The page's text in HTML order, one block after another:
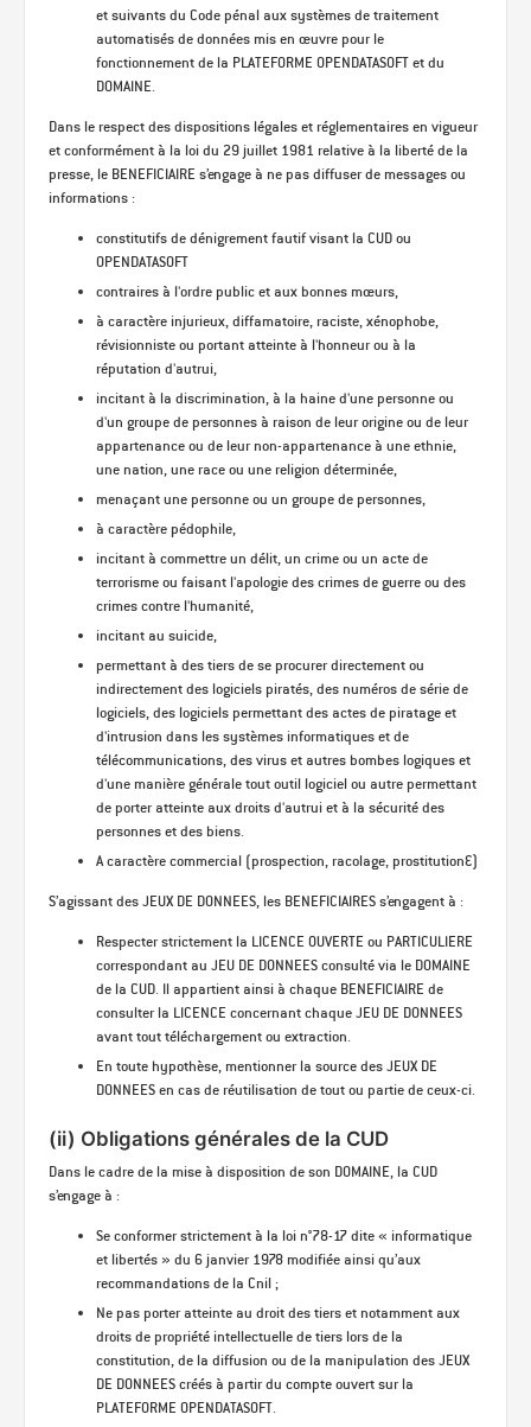
et suivants du Code pénal aux systèmes de traitement
automatisés de données mis en œuvre pour le
fonctionnement de la PLATEFORME OPENDATASOFT et du
DOMAINE.
Dans le respect des dispositions légales et réglementaires en vigueur
et conformément à la loi du 29 juillet 1981 relative à la liberté de la
presse, le BENEFICIAIRE s’engage à ne pas diffuser de messages ou
informations :
constitutifs de dénigrement fautif visant la CUD ou
OPENDATASOFT
contraires à l'ordre public et aux bonnes mœurs,
à caractère injurieux, diffamatoire, raciste, xénophobe,
révisionniste ou portant atteinte à l'honneur ou à la
réputation d'autrui,
incitant à la discrimination, à la haine d'une personne ou
d'un groupe de personnes à raison de leur origine ou de leur
appartenance ou de leur non-appartenance à une ethnie,
une nation, une race ou une religion déterminée,
menaçant une personne ou un groupe de personnes,
à caractère pédophile,
incitant à commettre un délit, un crime ou un acte de
terrorisme ou faisant l'apologie des crimes de guerre ou des
crimes contre l'humanité,
incitant au suicide,
permettant à des tiers de se procurer directement ou
indirectement des logiciels piratés, des numéros de série de
logiciels, des logiciels permettant des actes de piratage et
d'intrusion dans les systèmes informatiques et de
télécommunications, des virus et autres bombes logiques et
d'une manière générale tout outil logiciel ou autre permettant
de porter atteinte aux droits d'autrui et à la sécurité des
personnes et des biens.
A caractère commercial (prospection, racolage, prostitution…)
S’agissant des JEUX DE DONNEES, les BENEFICIAIRES s’engagent à :
Respecter strictement la LICENCE OUVERTE ou PARTICULIERE
correspondant au JEU DE DONNEES consulté via le DOMAINE
de la CUD. Il appartient ainsi à chaque BENEFICIAIRE de
consulter la LICENCE concernant chaque JEU DE DONNEES
avant tout téléchargement ou extraction.
En toute hypothèse, mentionner la source des JEUX DE
DONNEES en cas de réutilisation de tout ou partie de ceux-ci.
(ii) Obligations générales de la CUD
Dans le cadre de la mise à disposition de son DOMAINE, la CUD
s’engage à :
Se conformer strictement à la loi n°78-17 dite « informatique
et libertés » du 6 janvier 1978 modifiée ainsi qu’aux
recommandations de la Cnil ;
Ne pas porter atteinte au droit des tiers et notamment aux
droits de propriété intellectuelle de tiers lors de la
constitution, de la diffusion ou de la manipulation des JEUX
DE DONNEES créés à partir du compte ouvert sur la
PLATEFORME OPENDATASOFT.